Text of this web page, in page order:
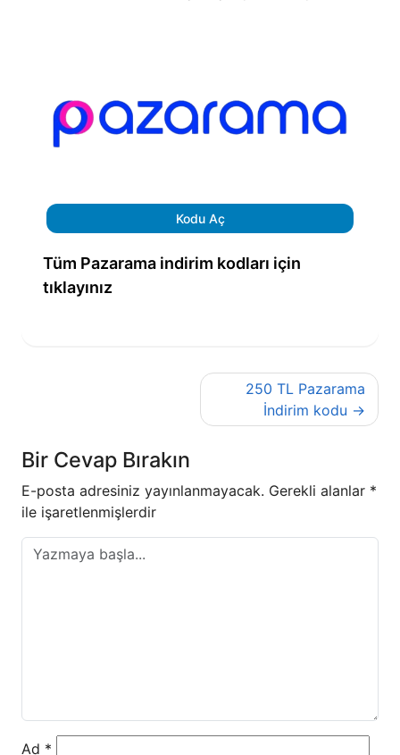
Kodu Aç
Tüm Pazarama indirim kodları için
tıklayınız
250 TL Pazarama
İndirim kodu
Bir Cevap Bırakın
E-posta adresiniz yayınlanmayacak. Gerekli alanlar *
ile işaretlenmişlerdir
Ad *